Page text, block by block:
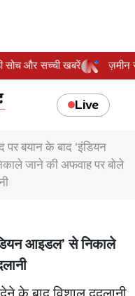
सोच और सच्ची खबरें
Live
पर बयान के बाद ‘इंडियन
जाने की अफवाह पर बोले
आइडल’ से निकाले